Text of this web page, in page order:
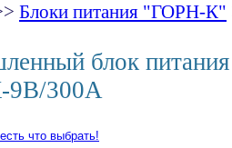
Блоки питания "ГОРН-К"
блок
300А